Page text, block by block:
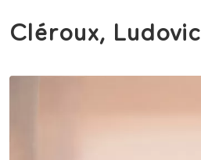
Cléroux, Ludovic